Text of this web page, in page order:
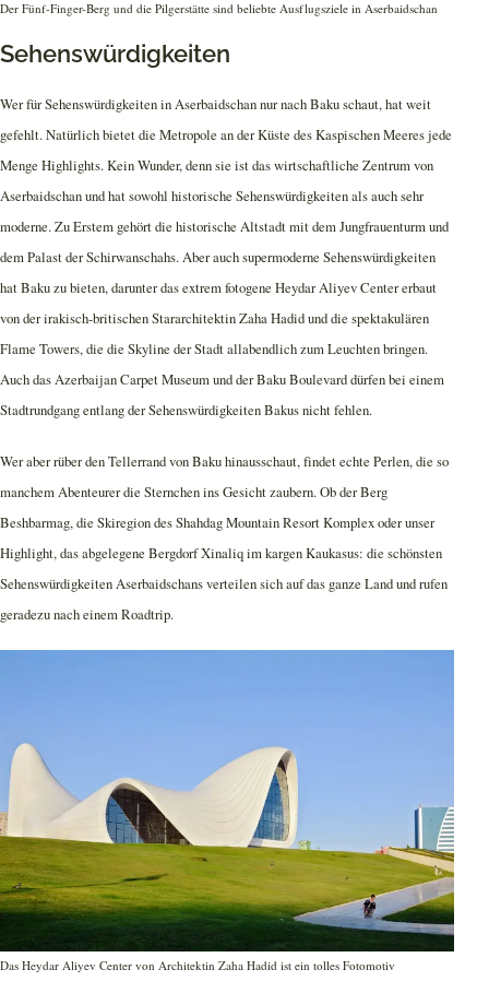
Der Fünf-Finger-Berg und die Pilgerstätte sind beliebte Ausflugsziele in Aserbaidschan
Sehenswürdigkeiten
Wer für Sehenswürdigkeiten in Aserbaidschan nur nach Baku schaut, hat weit
gefehlt. Natürlich bietet die Metropole an der Küste des Kaspischen Meeres jede
Menge Highlights. Kein Wunder, denn sie ist das wirtschaftliche Zentrum von
Aserbaidschan und hat sowohl historische Sehenswürdigkeiten als auch sehr
moderne. Zu Erstem gehört die historische Altstadt mit dem Jungfrauenturm und
dem Palast der Schirwanschahs. Aber auch supermoderne Sehenswürdigkeiten
hat Baku zu bieten, darunter das extrem fotogene Heydar Aliyev Center erbaut
von der irakisch-britischen Stararchitektin Zaha Hadid und die spektakulären
Flame Towers, die die Skyline der Stadt allabendlich zum Leuchten bringen.
Auch das Azerbaijan Carpet Museum und der Baku Boulevard dürfen bei einem
Stadtrundgang entlang der Sehenswürdigkeiten Bakus nicht fehlen.
Wer aber rüber den Tellerrand von Baku hinausschaut, findet echte Perlen, die so
manchem Abenteurer die Sternchen ins Gesicht zaubern. Ob der Berg
Beshbarmag, die Skiregion des Shahdag Mountain Resort Komplex oder unser
Highlight, das abgelegene Bergdorf Xinaliq im kargen Kaukasus: die schönsten
Sehenswürdigkeiten Aserbaidschans verteilen sich auf das ganze Land und rufen
geradezu nach einem Roadtrip.
Das Heydar Aliyev Center von Architektin Zaha Hadid ist ein tolles Fotomotiv